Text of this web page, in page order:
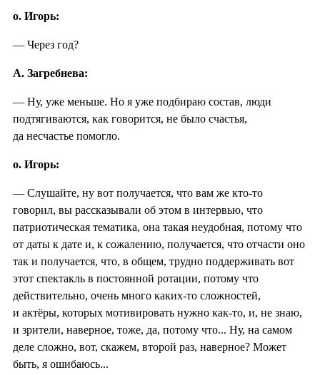
о. Игорь:
— Через год?
А. Загребнева:
— Ну, уже меньше. Но я уже подбираю состав, люди
подтягиваются, как говорится, не было счастья,
да несчастье помогло.
о. Игорь:
— Слушайте, ну вот получается, что вам же кто-то
говорил, вы рассказывали об этом в интервью, что
патриотическая тематика, она такая неудобная, потому что
от даты к дате и, к сожалению, получается, что отчасти оно
так и получается, что, в общем, трудно поддерживать вот
этот спектакль в постоянной ротации, потому что
действительно, очень много каких-то сложностей,
и актёры, которых мотивировать нужно как-то, и, не знаю,
и зрители, наверное, тоже, да, потому что... Ну, на самом
деле сложно, вот, скажем, второй раз, наверное? Может
быть, я ошибаюсь...